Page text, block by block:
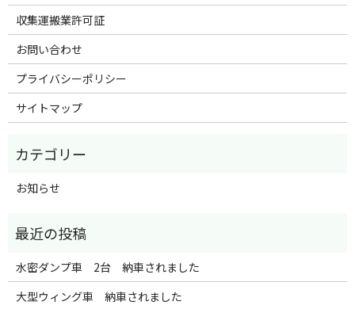
収集運搬業許可証
お問い合わせ
プライバシーポリシー
サイトマップ
お知らせ
水密ダンプ車 2台 納車されました
大型ウィング車 納車されました